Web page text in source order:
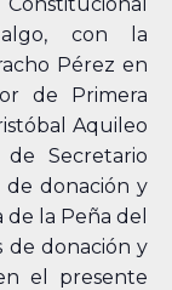
con la
Pérez en
de Primera
Aquileo
Secretario
donación y
la Peña del
de donación y
el presente